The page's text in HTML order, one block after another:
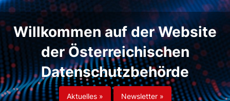
Willkommen auf der Website
der Österreichischen
Datenschutzbehörde
Aktuelles » Newsletter »